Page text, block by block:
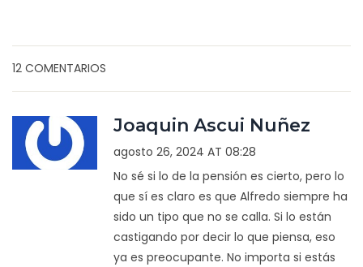
12 COMENTARIOS
Joaquin Ascui Nuñez
agosto 26, 2024 AT 08:28
No sé si lo de la pensión es cierto, pero lo
que sí es claro es que Alfredo siempre ha
sido un tipo que no se calla. Si lo están
castigando por decir lo que piensa, eso
ya es preocupante. No importa si estás